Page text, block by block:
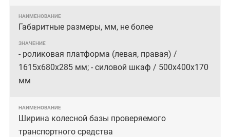
Габаритные размеры, мм, не более
- роликовая платформа (левая, правая) /
1615х680х285 мм; - силовой шкаф / 500х400х170
мм
Ширина колесной базы проверяемого
транспортного средства